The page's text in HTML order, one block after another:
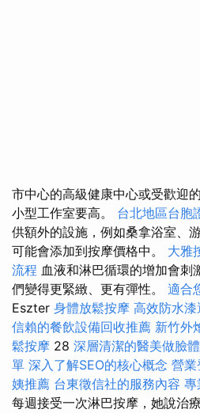
市中心的高級健康中心或受歡迎
小型工作室要高。 台北地區台胞
供額外的設施，例如桑拿浴室、
可能會添加到按摩價格中。 大雅
流程 血液和淋巴循環的增加會刺
們變得更緊緻、更有彈性。 適合
Eszter 身體放鬆按摩 高效防水漆
信賴的餐飲設備回收推薦 新竹外
鬆按摩 28 深層清潔的醫美做臉
單 深入了解SEO的核心概念 營業
姨推薦 台東徵信社的服務內容 專
每週接受一次淋巴按摩，她說治